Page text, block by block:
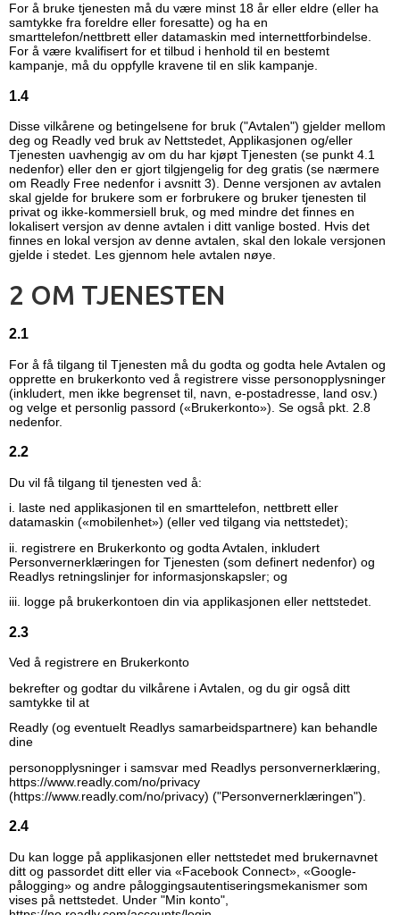
For å bruke tjenesten må du være minst 18 år eller eldre (eller ha
samtykke fra foreldre eller foresatte) og ha en
smarttelefon/nettbrett eller datamaskin med internettforbindelse.
For å være kvalifisert for et tilbud i henhold til en bestemt
kampanje, må du oppfylle kravene til en slik kampanje.
1.4
Disse vilkårene og betingelsene for bruk ("Avtalen") gjelder mellom
deg og Readly ved bruk av Nettstedet, Applikasjonen og/eller
Tjenesten uavhengig av om du har kjøpt Tjenesten (se punkt 4.1
nedenfor) eller den er gjort tilgjengelig for deg gratis (se nærmere
om Readly Free nedenfor i avsnitt 3). Denne versjonen av avtalen
skal gjelde for brukere som er forbrukere og bruker tjenesten til
privat og ikke-kommersiell bruk, og med mindre det finnes en
lokalisert versjon av denne avtalen i ditt vanlige bosted. Hvis det
finnes en lokal versjon av denne avtalen, skal den lokale versjonen
gjelde i stedet. Les gjennom hele avtalen nøye.
2 OM TJENESTEN
2.1
For å få tilgang til Tjenesten må du godta og godta hele Avtalen og
opprette en brukerkonto ved å registrere visse personopplysninger
(inkludert, men ikke begrenset til, navn, e-postadresse, land osv.)
og velge et personlig passord («Brukerkonto»). Se også pkt. 2.8
nedenfor.
2.2
Du vil få tilgang til tjenesten ved å:
i. laste ned applikasjonen til en smarttelefon, nettbrett eller
datamaskin («mobilenhet») (eller ved tilgang via nettstedet);
ii. registrere en Brukerkonto og godta Avtalen, inkludert
Personvernerklæringen for Tjenesten (som definert nedenfor) og
Readlys retningslinjer for informasjonskapsler; og
iii. logge på brukerkontoen din via applikasjonen eller nettstedet.
2.3
Ved å registrere en Brukerkonto
bekrefter og godtar du vilkårene i Avtalen, og du gir også ditt
samtykke til at
Readly (og eventuelt Readlys samarbeidspartnere) kan behandle
dine
personopplysninger i samsvar med Readlys personvernerklæring,
https://www.readly.com/no/privacy
(https://www.readly.com/no/privacy) ("Personvernerklæringen").
2.4
Du kan logge på applikasjonen eller nettstedet med brukernavnet
ditt og passordet ditt eller via «Facebook Connect», «Google-
pålogging» og andre påloggingsautentiseringsmekanismer som
vises på nettstedet. Under "Min konto",